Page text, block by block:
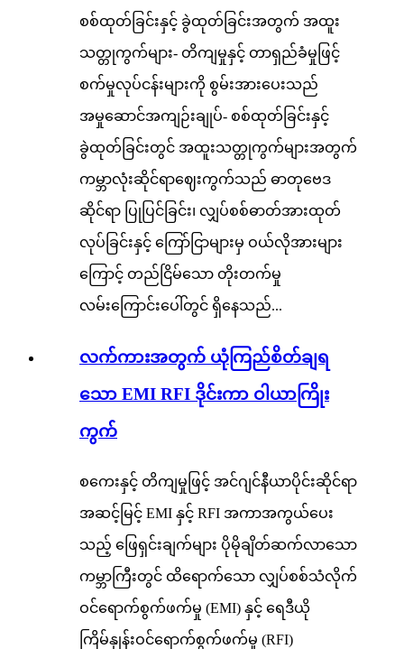
စစ်ထုတ်ခြင်းနှင့် ခွဲထုတ်ခြင်းအတွက် အထူး
သတ္တုကွက်များ- တိကျမှုနှင့် တာရှည်ခံမှုဖြင့်
စက်မှုလုပ်ငန်းများကို စွမ်းအားပေးသည်
အမှုဆောင်အကျဉ်းချုပ်- စစ်ထုတ်ခြင်းနှင့်
ခွဲထုတ်ခြင်းတွင် အထူးသတ္တုကွက်များအတွက်
ကမ္ဘာလုံးဆိုင်ရာဈေးကွက်သည် ဓာတုဗေဒ
ဆိုင်ရာ ပြုပြင်ခြင်း၊ လျှပ်စစ်ဓာတ်အားထုတ်
လုပ်ခြင်းနှင့် ကြော်ငြာများမှ ဝယ်လိုအားများ
ကြောင့် တည်ငြိမ်သော တိုးတက်မှု
လမ်းကြောင်းပေါ်တွင် ရှိနေသည်...
လက်ကားအတွက် ယုံကြည်စိတ်ချရ
သော EMI RFI ဒိုင်းကာ ဝါယာကြိုး
ကွက်
စကေးနှင့် တိကျမှုဖြင့် အင်ဂျင်နီယာပိုင်းဆိုင်ရာ
အဆင့်မြင့် EMI နှင့် RFI အကာအကွယ်ပေး
သည့် ဖြေရှင်းချက်များ ပိုမိုချိတ်ဆက်လာသော
ကမ္ဘာကြီးတွင် ထိရောက်သော လျှပ်စစ်သံလိုက်
ဝင်ရောက်စွက်ဖက်မှု (EMI) နှင့် ရေဒီယို
ကြိမ်နှုန်းဝင်ရောက်စွက်ဖက်မှု (RFI)